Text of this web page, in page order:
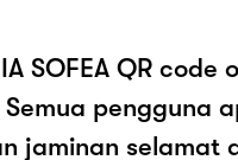
SOFEA QR
pengguna
jaminan selamat